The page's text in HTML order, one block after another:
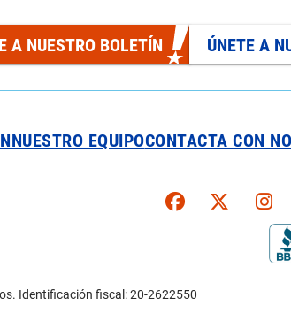
A NUESTRO BOLETÍN ÚNETE A
NUESTRO EQUIPOCONTACTA CON
Faceboook
X
Identificación fiscal: 20-2622550